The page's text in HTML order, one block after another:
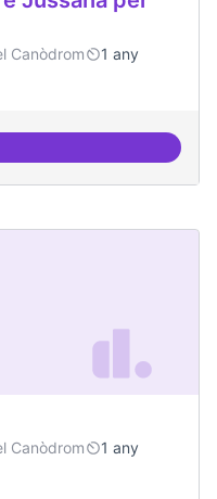
Canòdrom
1 any
amb Torre
Canòdrom
1 any